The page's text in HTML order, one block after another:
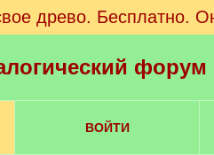
древо. Бесплатно.
ВОЙТИ